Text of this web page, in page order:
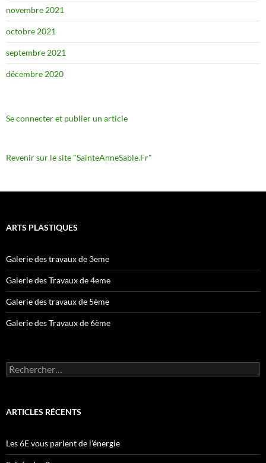
novembre 2021
octobre 2021
septembre 2021
décembre 2020
Se connecter et publier un article
Revenir sur le site "SainteAnneSable.Fr"
ARTS PLASTIQUES
Galerie des travaux de 3eme
Galerie des Travaux de 4eme
Galerie des travaux de 5ème
Galerie des Travaux de 6ème
Rechercher :
ARTICLES RÉCENTS
Les 6E vous parlent de l’énergie